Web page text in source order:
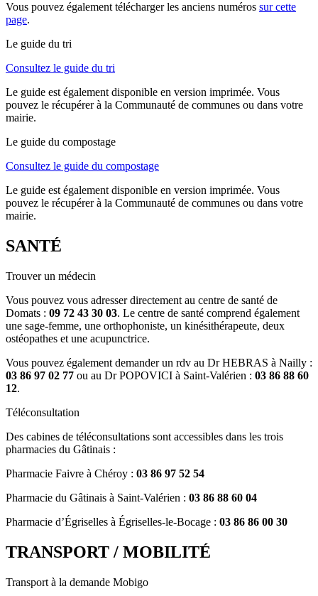
Vous pouvez également télécharger les anciens numéros sur cette
page.
Le guide du tri
Consultez le guide du tri
Le guide est également disponible en version imprimée. Vous
pouvez le récupérer à la Communauté de communes ou dans votre
mairie.
Le guide du compostage
Consultez le guide du compostage
Le guide est également disponible en version imprimée. Vous
pouvez le récupérer à la Communauté de communes ou dans votre
mairie.
SANTÉ
Trouver un médecin
Vous pouvez vous adresser directement au centre de santé de
Domats : 09 72 43 30 03. Le centre de santé comprend également
une sage-femme, une orthophoniste, un kinésithérapeute, deux
ostéopathes et une acupunctrice.
Vous pouvez également demander un rdv au Dr HEBRAS à Nailly :
03 86 97 02 77 ou au Dr POPOVICI à Saint-Valérien : 03 86 88 60
12.
Téléconsultation
Des cabines de téléconsultations sont accessibles dans les trois
pharmacies du Gâtinais :
Pharmacie Faivre à Chéroy : 03 86 97 52 54
Pharmacie du Gâtinais à Saint-Valérien : 03 86 88 60 04
Pharmacie d’Égriselles à Égriselles-le-Bocage : 03 86 86 00 30
TRANSPORT / MOBILITÉ
Transport à la demande Mobigo